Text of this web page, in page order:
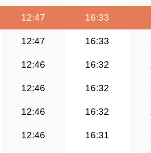
12:47 16:33
12:47 16:33
12:46 16:32
12:46 16:32
12:46 16:32
12:46 16:31